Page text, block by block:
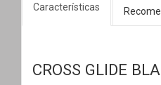
Características
CROSS GLIDE